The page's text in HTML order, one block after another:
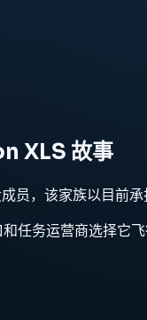
XLS 故事
，该家族以目前承
任务运营商选择